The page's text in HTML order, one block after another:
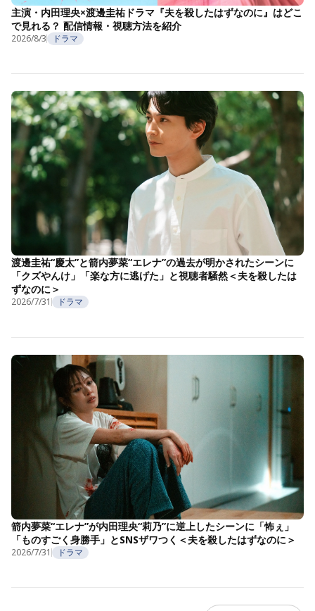
主演・内田理央×渡邊圭祐ドラマ『夫を殺したはずなのに』はどこ
で見れる？ 配信情報・視聴方法を紹介
2026/8/3 ドラマ
渡邊圭祐“慶太”と箭内夢菜“エレナ”の過去が明かされたシーンに
「クズやんけ」「楽な方に逃げた」と視聴者騒然＜夫を殺したは
ずなのに＞
2026/7/31 ドラマ
箭内夢菜“エレナ”が内田理央“莉乃”に逆上したシーンに「怖ぇ」
「ものすごく身勝手」とSNSザワつく＜夫を殺したはずなのに＞
2026/7/31 ドラマ